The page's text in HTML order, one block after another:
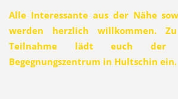
Alle Interessante aus der Nähe
werden herzlich willkommen.
Teilnahme lädt euch der
Begegnungszentrum in Hultschin ein.